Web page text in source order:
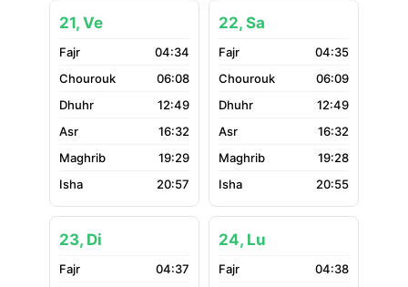
21, Ve
04:34
06:08
12:49
16:32
19:29
20:57
22, Sa
04:35
06:09
12:49
16:32
19:28
20:55
23, Di
04:37
24, Lu
04:38